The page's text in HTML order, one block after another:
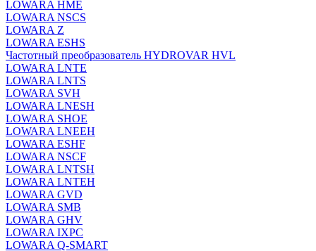
LOWARA HME
LOWARA NSCS
LOWARA Z
LOWARA ESHS
Частотный преобразователь HYDROVAR HVL
LOWARA LNTE
LOWARA LNTS
LOWARA SVH
LOWARA LNESH
LOWARA SHOE
LOWARA LNEEH
LOWARA ESHF
LOWARA NSCF
LOWARA LNTSH
LOWARA LNTEH
LOWARA GVD
LOWARA SMB
LOWARA GHV
LOWARA IXPС
LOWARA Q-SMART